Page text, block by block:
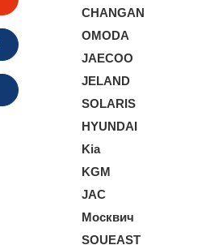
CHANGAN
OMODA
JAECOO
JELAND
SOLARIS
HYUNDAI
Kia
KGM
JAC
Москвич
SOUEAST